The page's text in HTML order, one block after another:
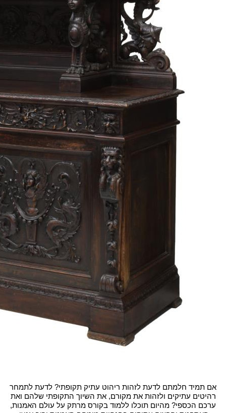
אם תמיד חלמתם לדעת לזהות ריהוט עתיק תקופתי? לדעת לתמחר
רהיטים עתיקים ולזהות את מקורם, את השיוך התקופתי שלהם ואת
ערכם הכספי? מהיום תוכלו ללמוד בקורס מרתק על עולם האמנות,